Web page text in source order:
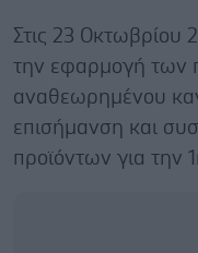
Στις 23 Οκτωβρίου
την εφαρμογή των
αναθεωρημένου
επισήμανση και
προϊόντων για την